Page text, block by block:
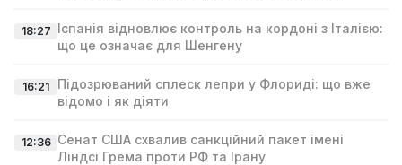
18:27 Іспанія відновлює контроль на кордоні з Італією:
що це означає для Шенгену
16:21
Підозрюваний сплеск лепри у Флориді: що вже
відомо і як діяти
12:36 Сенат США схвалив санкційний пакет імені
Ліндсі Гремa проти РФ та Ірану